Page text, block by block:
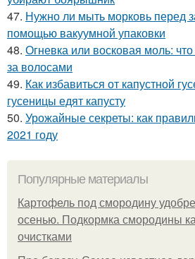
47. Нужно ли мыть морковь перед
помощью вакуумной упаковки
48. Огневка или восковая моль:
за волосами
49. Как избавиться от капустной
гусеницы едят капусту
50. Урожайные секреты: как
2021 году
Популярные материалы
Картофель под смородину
осенью. Подкормка смородины
очистками